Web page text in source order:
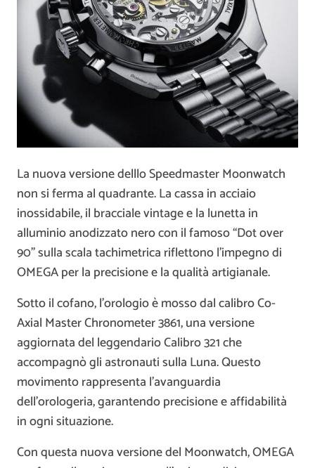
La nuova versione delllo Speedmaster Moonwatch
non si ferma al quadrante. La cassa in acciaio
inossidabile, il bracciale vintage e la lunetta in
alluminio anodizzato nero con il famoso “Dot over
90” sulla scala tachimetrica riflettono l’impegno di
OMEGA per la precisione e la qualità artigianale.
Sotto il cofano, l’orologio è mosso dal calibro Co-
Axial Master Chronometer 3861, una versione
aggiornata del leggendario Calibro 321 che
accompagnò gli astronauti sulla Luna. Questo
movimento rappresenta l’avanguardia
dell’orologeria, garantendo precisione e affidabilità
in ogni situazione.
Con questa nuova versione del Moonwatch, OMEGA